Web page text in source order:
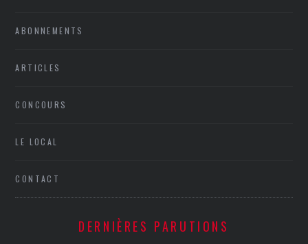
ABONNEMENTS
ARTICLES
CONCOURS
LE LOCAL
CONTACT
DERNIÈRES PARUTIONS